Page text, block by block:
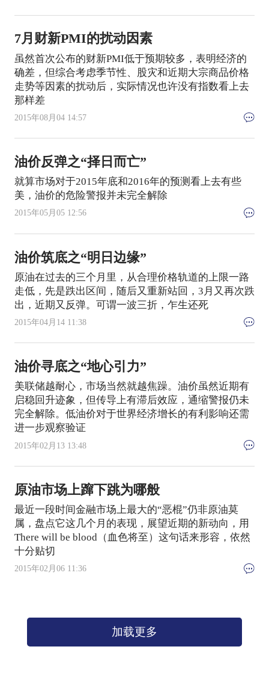
7月财新PMI的扰动因素
虽然首次公布的财新PMI低于预期较多，表明经济的
确差，但综合考虑季节性、股灾和近期大宗商品价格
走势等因素的扰动后，实际情况也许没有指数看上去
那样差
2015年08月04 14:57
油价反弹之“择日而亡”
就算市场对于2015年底和2016年的预测看上去有些
美，油价的危险警报并未完全解除
2015年05月05 12:56
油价筑底之“明日边缘”
原油在过去的三个月里，从合理价格轨道的上限一路
走低，先是跌出区间，随后又重新站回，3月又再次跌
出，近期又反弹。可谓一波三折，乍生还死
2015年04月14 11:38
油价寻底之“地心引力”
美联储越耐心，市场当然就越焦躁。油价虽然近期有
启稳回升迹象，但传导上有滞后效应，通缩警报仍未
完全解除。低油价对于世界经济增长的有利影响还需
进一步观察验证
2015年02月13 13:48
原油市场上蹿下跳为哪般
最近一段时间金融市场上最大的“恶棍”仍非原油莫
属，盘点它这几个月的表现，展望近期的新动向，用
There will be blood（血色将至）这句话来形容，依然
十分贴切
2015年02月06 11:36
加载更多